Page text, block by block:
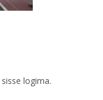
sisse logima.